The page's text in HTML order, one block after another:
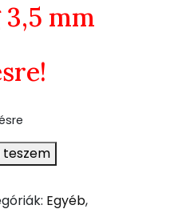
3,5 mm
teszem
Egyéb,